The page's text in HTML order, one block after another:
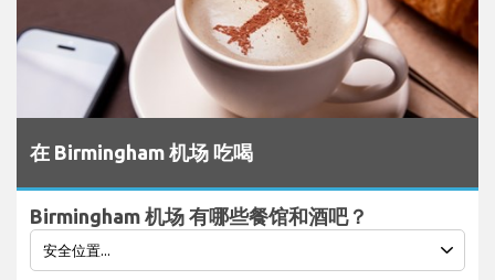
在 Birmingham 机场 吃喝
Birmingham 机场 有哪些餐馆和酒吧？